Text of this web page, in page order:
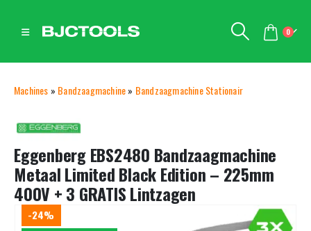
0
Machines » Bandzaagmachine» Bandzaagmachine Stationair
Eggenberg EBS2480 Bandzaagmachine
Metaal Limited Black Edition – 225mm
400V + 3 GRATIS Lintzagen
-24%